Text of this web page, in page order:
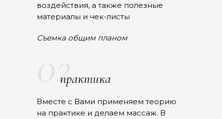
воздействия, а также полезные
материалы и чек-листы
Съемка общим планом
02
практика
Вместе с Вами применяем теорию
на практике и делаем массаж. В